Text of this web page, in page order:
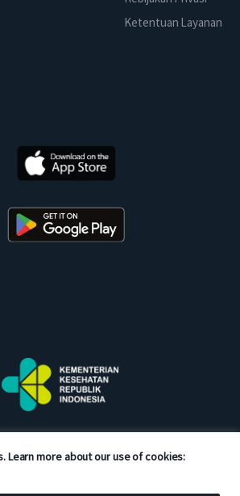
Learn more about our use of cookies:
Ketentuan Layanan